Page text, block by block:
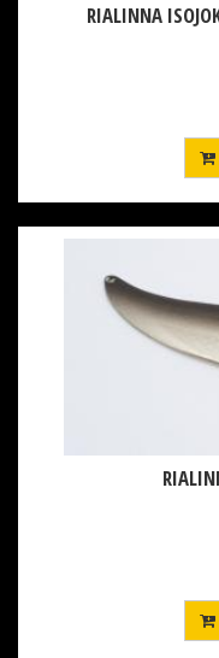
RIALINNA